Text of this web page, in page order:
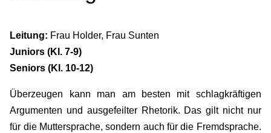
Leitung: Frau Holder, Frau Sunten
Juniors (Kl.7-9)
Seniors (Kl. 10-12)
Überzeugen kann man am besten mit schlagkräftigen
Argumenten und ausgefeilter Rhetorik. Das gilt nicht nur
für die Muttersprache, sondern auch für die Fremdsprache.